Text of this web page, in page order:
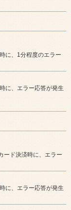
に、1分程度のエラー
に、エラー応答が発生
ード決済時に、エラー
に、エラー応答が発生